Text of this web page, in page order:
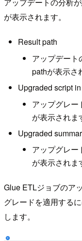
が表示されます。
Result path
アップデート
pathが表示さ
Upgraded script
アップグレー
が表示されま
Upgraded
アップグレー
が表示されま
Glue ETLジョブのア
グレードを適用する
します。